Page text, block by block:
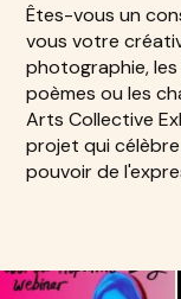
Êtes-vous un
vous votre
photographie,
poèmes ou les
Arts Collective
projet qui
pouvoir de